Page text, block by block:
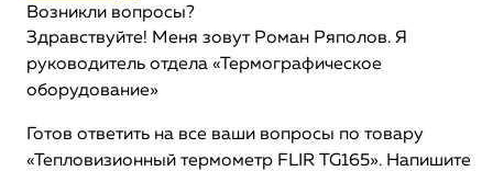
Возникли вопросы?
Здравствуйте! Меня зовут Роман Ряполов. Я
руководитель отдела «Термографическое
оборудование»
Готов ответить на все ваши вопросы по товару
«Тепловизионный термометр FLIR TG165». Напишите